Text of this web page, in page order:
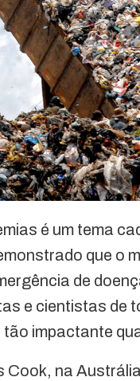
é um tema
que o
de
e cientistas de
tão impactante
na